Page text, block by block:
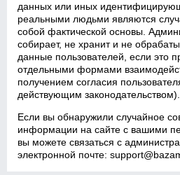
данных или иных
реальными людьми являются
собой фактической основы.
собирает, не хранит и не
данные пользователей, если это
отдельными формами
получением согласия
действующим законодательством).
Если вы обнаружили случайное
информации на сайте с вашими
вы можете связаться с
электронной почте: